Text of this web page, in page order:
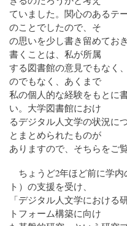
ていました。関心のあるテ
のことでしたので、そ
の思いを少し書き留めてお
書くことは、私が所属
する図書館の意見でもなく
のでもなく、あくまで
私の個人的な経験をもとに
い。大学図書館におけ
るデジタル人文学の状況に
とまとめられたものが
ありますので、そちらをご
ちょうど2年ほど前に学内
ト）の支援を受け、
「デジタル人文学における
トフォーム構築に向け